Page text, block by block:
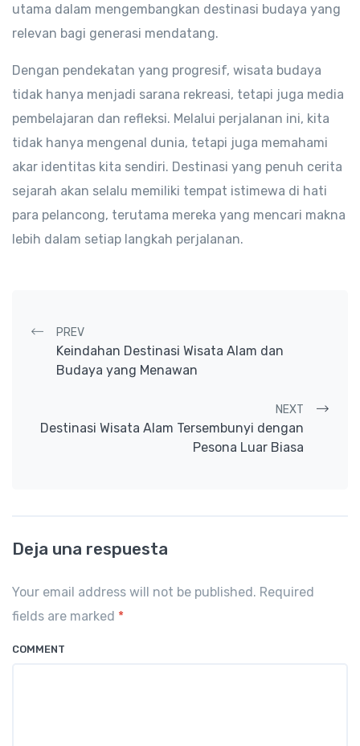
utama dalam mengembangkan destinasi budaya yang
relevan bagi generasi mendatang.
Dengan pendekatan yang progresif, wisata budaya
tidak hanya menjadi sarana rekreasi, tetapi juga media
pembelajaran dan refleksi. Melalui perjalanan ini, kita
tidak hanya mengenal dunia, tetapi juga memahami
akar identitas kita sendiri. Destinasi yang penuh cerita
sejarah akan selalu memiliki tempat istimewa di hati
para pelancong, terutama mereka yang mencari makna
lebih dalam setiap langkah perjalanan.
Post navigation
PREV
Keindahan Destinasi Wisata Alam dan
Budaya yang Menawan
NEXT
Destinasi Wisata Alam Tersembunyi dengan
Pesona Luar Biasa
Deja una respuesta
Your email address will not be published. Required
fields are marked *
COMMENT